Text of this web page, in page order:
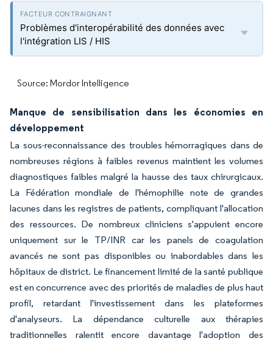
Problèmes d'interopérabilité des données avec
l'intégration LIS / HIS
Source: Mordor Intelligence
Manque de sensibilisation dans les économies en
développement
La sous-reconnaissance des troubles hémorragiques dans de
nombreuses régions à faibles revenus maintient les volumes
diagnostiques faibles malgré la hausse des taux chirurgicaux.
La Fédération mondiale de l'hémophilie note de grandes
lacunes dans les registres de patients, compliquant l'allocation
des ressources. De nombreux cliniciens s'appuient encore
uniquement sur le TP/INR car les panels de coagulation
avancés ne sont pas disponibles ou inabordables dans les
hôpitaux de district. Le financement limité de la santé publique
est en concurrence avec des priorités de maladies de plus haut
profil, retardant l'investissement dans les plateformes
d'analyseurs. La dépendance culturelle aux thérapies
traditionnelles ralentit encore davantage l'adoption des